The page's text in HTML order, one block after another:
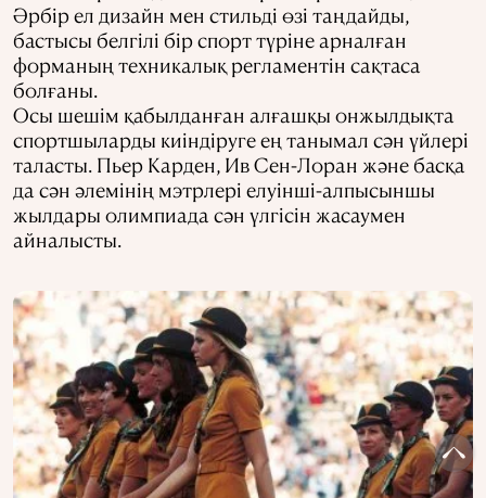
Әрбір ел дизайн мен стильді өзі таңдайды,
бастысы белгілі бір спорт түріне арналған
форманың техникалық регламентін сақтаса
болғаны.
Осы шешім қабылданған алғашқы онжылдықта
спортшыларды киіндіруге ең танымал сән үйлері
таласты. Пьер Карден, Ив Сен-Лоран және басқа
да сән әлемінің мэтрлері елуінші-алпысыншы
жылдары олимпиада сән үлгісін жасаумен
айналысты.